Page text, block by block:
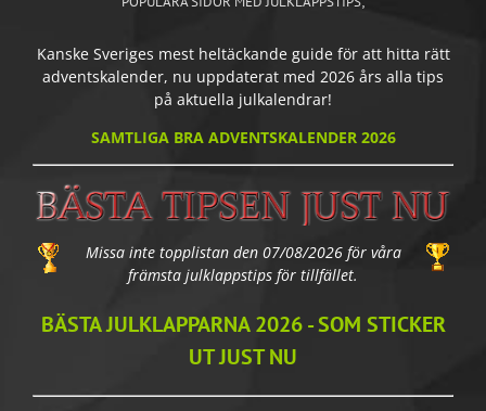
Kanske Sveriges mest heltäckande guide för att hitta rätt
adventskalender, nu uppdaterat med 2026 års alla tips
på aktuella julkalendrar!
SAMTLIGA BRA ADVENTSKALENDER 2026
Missa inte topplistan den 07/08/2026 för våra
främsta julklappstips för tillfället.
BÄSTA JULKLAPPARNA 2026 - SOM STICKER
UT JUST NU